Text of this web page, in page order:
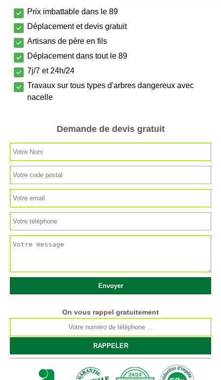
Prix imbattable dans le 89
Déplacement et devis gratuit
Artisans de père en fils
Déplacement dans tout le 89
7j/7 et 24h/24
Travaux sur tous types d'arbres dangereux avec
nacelle
Demande de devis gratuit
On vous rappel gratuitement